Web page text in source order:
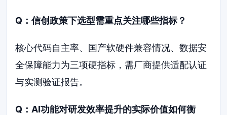
Q：信创政策下选型需重点关注哪些指标？
核心代码自主率、国产软硬件兼容情况、数据安
全保障能力为三项硬指标，需厂商提供适配认证
与实测验证报告。
Q：AI功能对研发效率提升的实际价值如何衡